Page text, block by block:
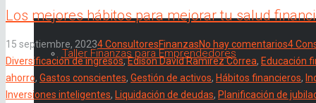
Taller Finanzas para Emprendedores
Los mejores hábitos para mejorar tu salud
15 septiembre, 20234 ConsultoresFinanzasNo hay comentarios4
Diversificación de ingresos,Edison David Ramírez Correa, Educación
ahorro, Gastos conscientes, Gestión de activos, Hábitos financieros,
Inversiones inteligentes, Liquidación de deudas, Planificación de